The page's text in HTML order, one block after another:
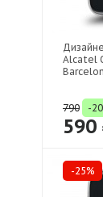
Alcatel
790 -
590
-25%